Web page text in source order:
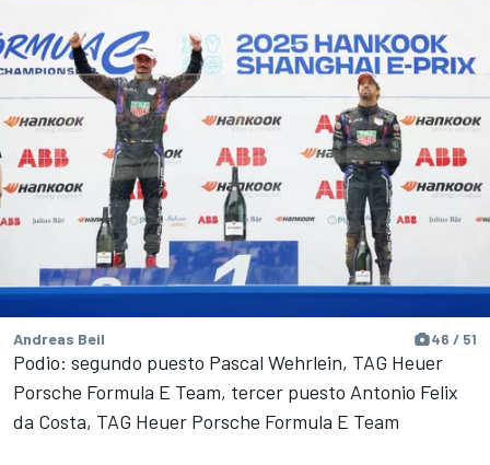
Andreas Beil 46 / 51
Podio: segundo puesto Pascal Wehrlein, TAG Heuer
Porsche Formula E Team, tercer puesto Antonio Felix
da Costa, TAG Heuer Porsche Formula E Team